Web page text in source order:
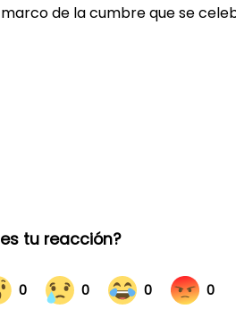
de la cumbre que se